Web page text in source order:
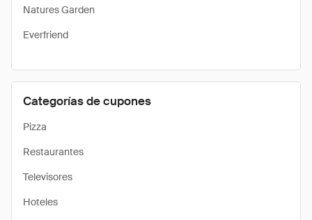
Natures Garden
Everfriend
Categorías de cupones
Pizza
Restaurantes
Televisores
Hoteles